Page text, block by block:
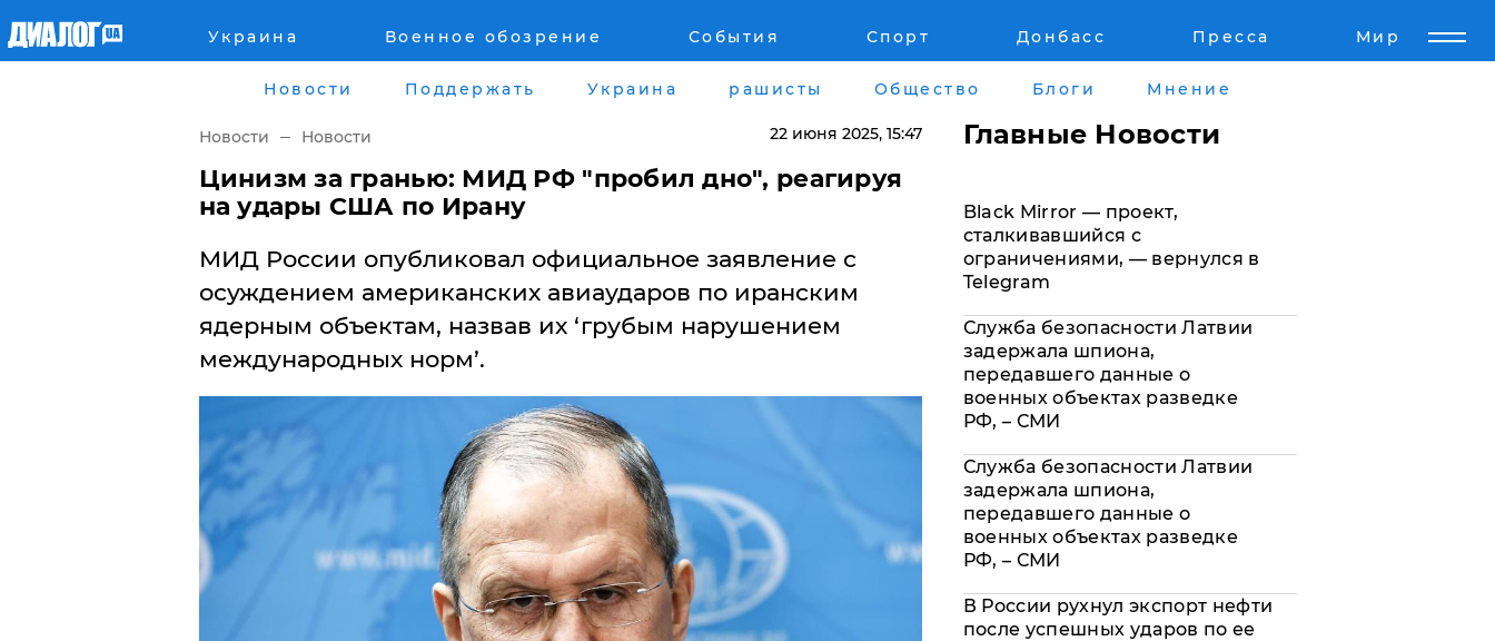
Украина Военное обозрение События Спорт Донбасс Пресса Мир
Военное обозрение
Города
Луганск
Киев
Харьков
Днепр
Война на Донбассе и в Крыму
"ЛНР"
Новости Крыма
Донбасс
Лайф стайл
Помощь проекту
Стиль Диалога
Культура
Пресс-релизы
Новости Поддержать Украина рашисты Общество Блоги Мнение
Новости Новости 22 июня 2025, 15:47
Цинизм за гранью: МИД РФ "пробил дно", реагируя
на удары США по Ирану
​МИД России опубликовал официальное заявление с
осуждением американских авиаударов по иранским
ядерным объектам, назвав их ‘грубым нарушением
международных норм’.
Главные Новости
Black Mirror — проект,
сталкивавшийся с
ограничениями, — вернулся в
Telegram
Служба безопасности Латвии
задержала шпиона,
передавшего данные о
военных объектах разведке
РФ, – СМИ
Служба безопасности Латвии
задержала шпиона,
передавшего данные о
военных объектах разведке
РФ, – СМИ
В России рухнул экспорт нефти
после успешных ударов по ее